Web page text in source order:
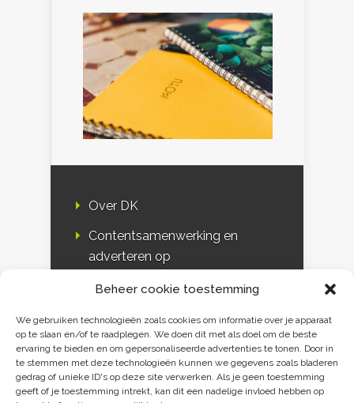
Beheer cookie toestemming
We gebruiken technologieën zoals cookies om informatie over je apparaat
op te slaan en/of te raadplegen. We doen dit met als doel om de beste
ervaring te bieden en om gepersonaliseerde advertenties te tonen. Door in
te stemmen met deze technologieën kunnen we gegevens zoals bladeren
gedrag of unieke ID's op deze site verwerken. Als je geen toestemming
geeft of je toestemming intrekt, kan dit een nadelige invloed hebben op
Over DK
Contentsamenwerking en
adverteren op
DK & media
Disclaimer
Privacy verklaring